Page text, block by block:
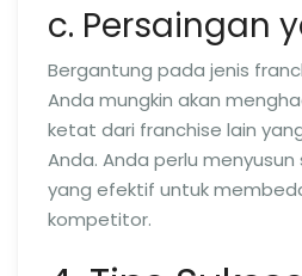
c. Persaingan
Bergantung pada jenis
Anda mungkin akan
ketat dari franchise lain
Anda. Anda perlu
yang efektif untuk
kompetitor.